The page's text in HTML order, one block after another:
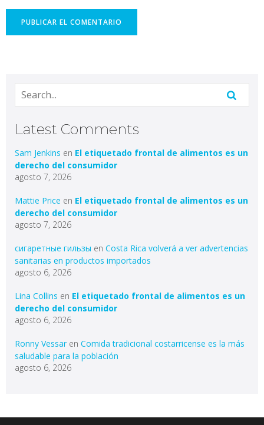
Latest Comments
Sam Jenkins en El etiquetado frontal de alimentos es un
derecho del consumidor
agosto 7, 2026
Mattie Price en El etiquetado frontal de alimentos es un
derecho del consumidor
agosto 7, 2026
сигаретные гильзы en Costa Rica volverá a ver advertencias
sanitarias en productos importados
agosto 6, 2026
Lina Collins en El etiquetado frontal de alimentos es un
derecho del consumidor
agosto 6, 2026
Ronny Vessar en Comida tradicional costarricense es la más
saludable para la población
agosto 6, 2026